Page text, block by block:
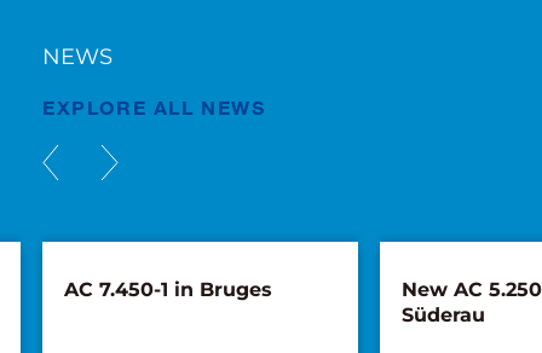
NEWS
EXPLORE ALL NEWS
AC 7.450-1 in Bruges
New AC
Süderau